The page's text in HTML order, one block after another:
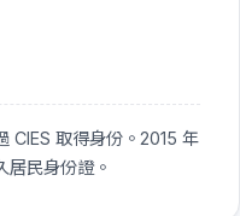
CIES 取得身份。2015 年
居民身份證。